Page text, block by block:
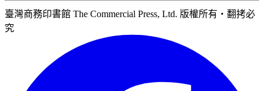
臺灣商務印書館 The Commercial Press, Ltd. 版權所有‧翻拷必
究